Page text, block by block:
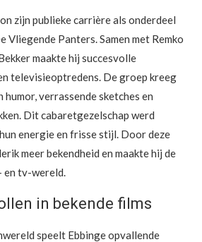
zijn publieke carrière als onderdeel
Panters. Samen met Remko
maakte hij succesvolle
televisieoptredens. De groep kreeg
humor, verrassende sketches en
Dit cabaretgezelschap werd
energie en frisse stijl. Door deze
meer bekendheid en maakte hij de
en tv-wereld.
in bekende films
speelt Ebbinge opvallende